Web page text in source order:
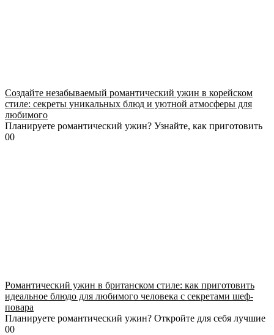
Создайте незабываемый романтический ужин в корейском
стиле: секреты уникальных блюд и уютной атмосферы для
любимого
Планируете романтический ужин? Узнайте, как приготовить
00
Романтический ужин в британском стиле: как приготовить
идеальное блюдо для любимого человека с секретами шеф-
повара
Планируете романтический ужин? Откройте для себя лучшие
00